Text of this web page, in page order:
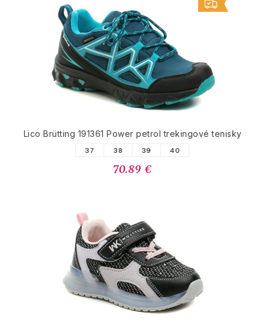
Lico Brütting 191361 Power petrol trekingové tenisky
37 38 39 40
70.89 €